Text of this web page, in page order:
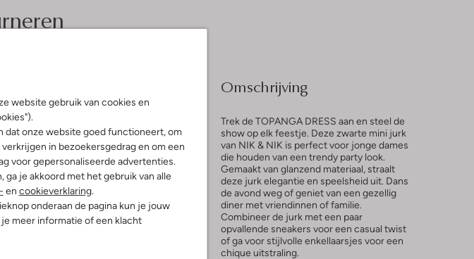
website gebruik van cookies en
dat onze website goed functioneert, om
in bezoekersgedrag en om een
voor gepersonaliseerde advertenties.
ga je akkoord met het gebruik van alle
en cookieverklaring.
onderaan de pagina kun je jouw
meer informatie of een klacht
Strijken op maximaal 110 °C
In de droogtrommel op lage
temperatuur
Gewone chemische reiniging
Niet bleken
Omschrijving
Trek de TOPANGA DRESS aan en steel de
show op elk feestje. Deze zwarte mini jurk
van NIK & NIK is perfect voor jonge dames
die houden van een trendy party look.
Gemaakt van glanzend materiaal, straalt
deze jurk elegantie en speelsheid uit. Dans
de avond weg of geniet van een gezellig
diner met vriendinnen of familie.
Combineer de jurk met een paar
opvallende sneakers voor een casual twist
of ga voor stijlvolle enkellaarsjes voor een
chique uitstraling.